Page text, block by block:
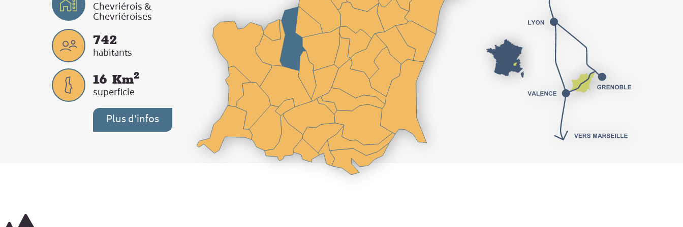
Chevriérois &
Chevriéroises
742
habitants
16 Km2
superficie
Plus d'infos